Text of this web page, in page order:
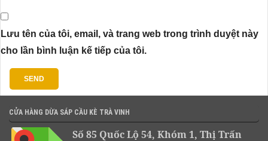
Lưu tên của tôi, email, và trang web trong trình duyệt này
cho lần bình luận kế tiếp của tôi.
CỬA HÀNG DỪA SÁP CẦU KÈ TRÀ VINH
Số 85 Quốc Lộ 54, Khóm 1, Thị Trấn